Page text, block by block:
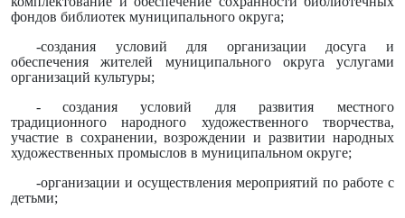
фондов библиотек муниципального округа;
-создания условий для организации досуга и
обеспечения жителей муниципального округа услугами
организаций культуры;
-
создания условий для развития местного
традиционного народного художественного творчества,
участие в сохранении, возрождении и развитии народных
художественных промыслов в муниципальном округе;
-организации и осуществления мероприятий по работе с
детьми;